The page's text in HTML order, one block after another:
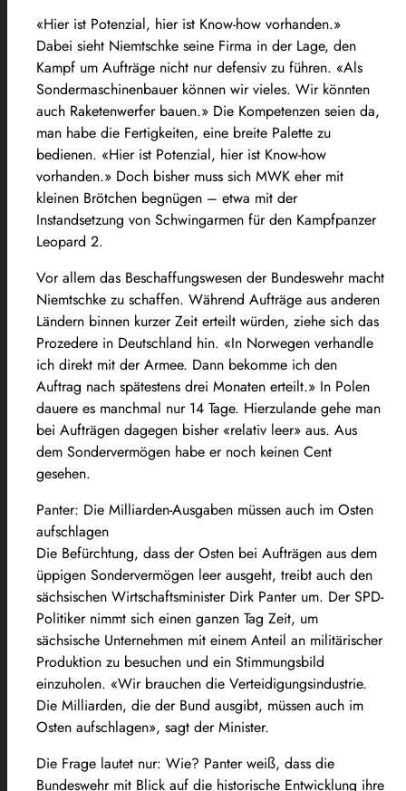
«Hier ist Potenzial, hier ist Know-how vorhanden.»
Dabei sieht Niemtschke seine Firma in der Lage, den
Kampf um Aufträge nicht nur defensiv zu führen. «Als
Sondermaschinenbauer können wir vieles. Wir könnten
auch Raketenwerfer bauen.» Die Kompetenzen seien da,
man habe die Fertigkeiten, eine breite Palette zu
bedienen. «Hier ist Potenzial, hier ist Know-how
vorhanden.» Doch bisher muss sich MWK eher mit
kleinen Brötchen begnügen – etwa mit der
Instandsetzung von Schwingarmen für den Kampfpanzer
Leopard 2.
Vor allem das Beschaffungswesen der Bundeswehr macht
Niemtschke zu schaffen. Während Aufträge aus anderen
Ländern binnen kurzer Zeit erteilt würden, ziehe sich das
Prozedere in Deutschland hin. «In Norwegen verhandle
ich direkt mit der Armee. Dann bekomme ich den
Auftrag nach spätestens drei Monaten erteilt.» In Polen
dauere es manchmal nur 14 Tage. Hierzulande gehe man
bei Aufträgen dagegen bisher «relativ leer» aus. Aus
dem Sondervermögen habe er noch keinen Cent
gesehen.
Panter: Die Milliarden-Ausgaben müssen auch im Osten
aufschlagen
Die Befürchtung, dass der Osten bei Aufträgen aus dem
üppigen Sondervermögen leer ausgeht, treibt auch den
sächsischen Wirtschaftsminister Dirk Panter um. Der SPD-
Politiker nimmt sich einen ganzen Tag Zeit, um
sächsische Unternehmen mit einem Anteil an militärischer
Produktion zu besuchen und ein Stimmungsbild
einzuholen. «Wir brauchen die Verteidigungsindustrie.
Die Milliarden, die der Bund ausgibt, müssen auch im
Osten aufschlagen», sagt der Minister.
Die Frage lautet nur: Wie? Panter weiß, dass die
Bundeswehr mit Blick auf die historische Entwicklung ihre